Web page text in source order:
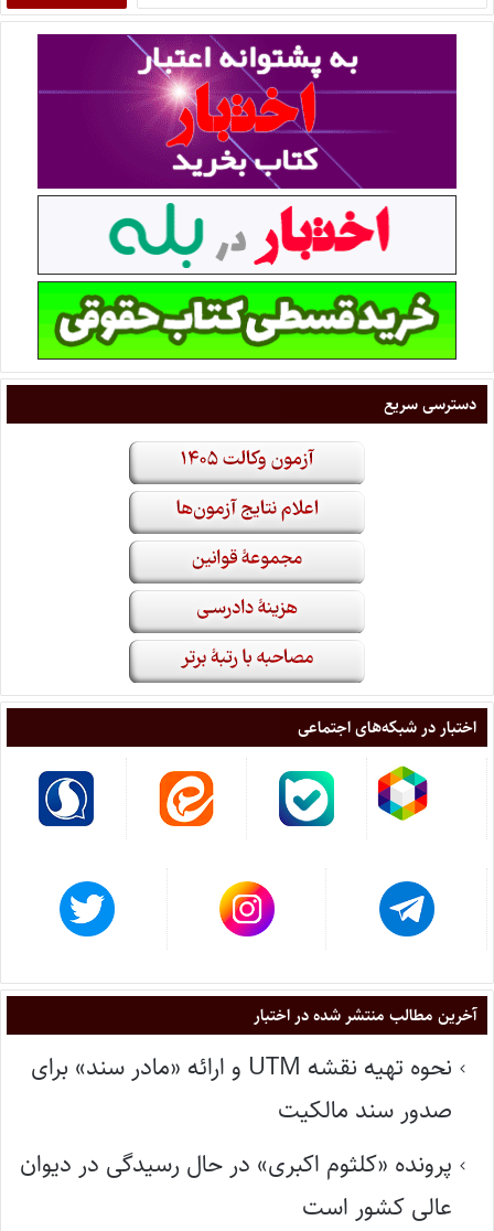
دسترسی سریع
اختبار در شبکه‌های اجتماعی
آخرین مطالب منتشر شده در اختبار
نحوه تهیه نقشه UTM و ارائه «مادر سند» برای
صدور سند مالکیت
پرونده «کلثوم اکبری» در حال رسیدگی در دیوان
عالی کشور است